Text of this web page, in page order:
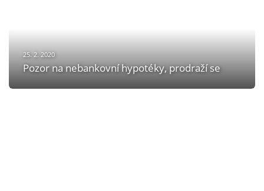
25. 2. 2020
Pozor na nebankovní hypotéky, prodraží se